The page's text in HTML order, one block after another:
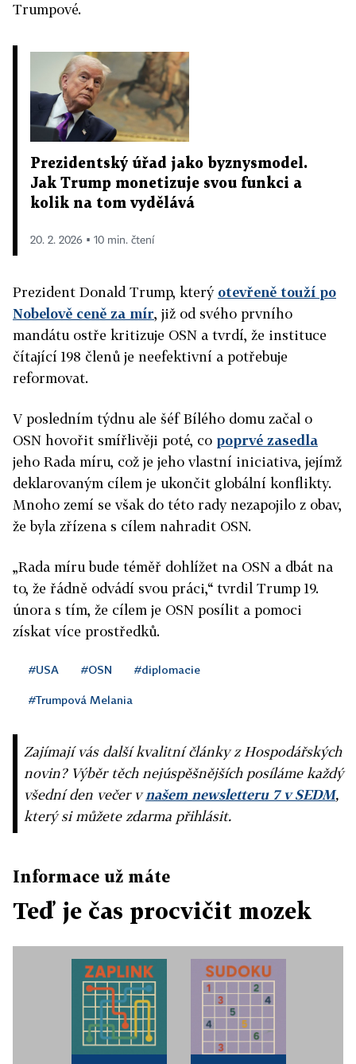
Trumpové.
Prezidentský úřad jako byznysmodel.
Jak Trump monetizuje svou funkci a
kolik na tom vydělává
20. 2. 2026 ▪ 10 min. čtení
Prezident Donald Trump, který otevřeně touží po
Nobelově ceně za mír, již od svého prvního
mandátu ostře kritizuje OSN a tvrdí, že instituce
čítající 198 členů je neefektivní a potřebuje
reformovat.
V posledním týdnu ale šéf Bílého domu začal o
OSN hovořit smířlivěji poté, co poprvé zasedla
jeho Rada míru, což je jeho vlastní iniciativa, jejímž
deklarovaným cílem je ukončit globální konflikty.
Mnoho zemí se však do této rady nezapojilo z obav,
že byla zřízena s cílem nahradit OSN.
„Rada míru bude téměř dohlížet na OSN a dbát na
to, že řádně odvádí svou práci,“ tvrdil Trump 19.
února s tím, že cílem je OSN posílit a pomoci
získat více prostředků.
#USA #OSN #diplomacie
#Trumpová Melania
Zajímají vás další kvalitní články z Hospodářských
novin? Výběr těch nejúspěšnějších posíláme každý
všední den večer vnašem newsletteru 7 v SEDM,
který si můžete zdarma přihlásit.
Informace už máte
Teď je čas procvičit mozek